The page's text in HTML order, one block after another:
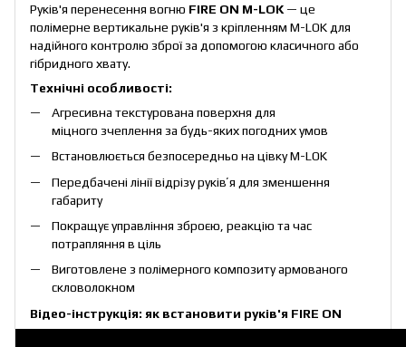
Руків'я перенесення вогню FIRE ON M-LOK — це
полімерне вертикальне руків'я з кріпленням M-LOK для
надійного контролю зброї за допомогою класичного або
гібридного хвату.
Технічні особливості:
Агресивна текстурована поверхня для
міцного зчеплення за будь-яких погодних умов
Встановлюється безпосередньо на цівку M-LOK
Передбачені лінії відрізу руківʼя для зменшення
габариту
Покращує управління зброєю, реакцію та час
потрапляння в ціль
Виготовлене з полімерного композиту армованого
скловолокном
Відео-інструкція: як встановити руків'я FIRE ON